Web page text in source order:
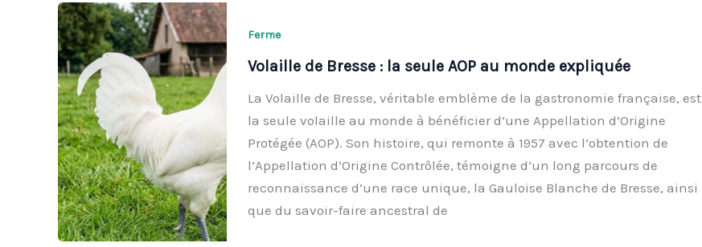
Ferme
Volaille de Bresse : la seule AOP au monde expliquée
La Volaille de Bresse, véritable emblème de la gastronomie française, est
la seule volaille au monde à bénéficier d’une Appellation d’Origine
Protégée (AOP). Son histoire, qui remonte à 1957 avec l’obtention de
l’Appellation d’Origine Contrôlée, témoigne d’un long parcours de
reconnaissance d’une race unique, la Gauloise Blanche de Bresse, ainsi
que du savoir-faire ancestral de